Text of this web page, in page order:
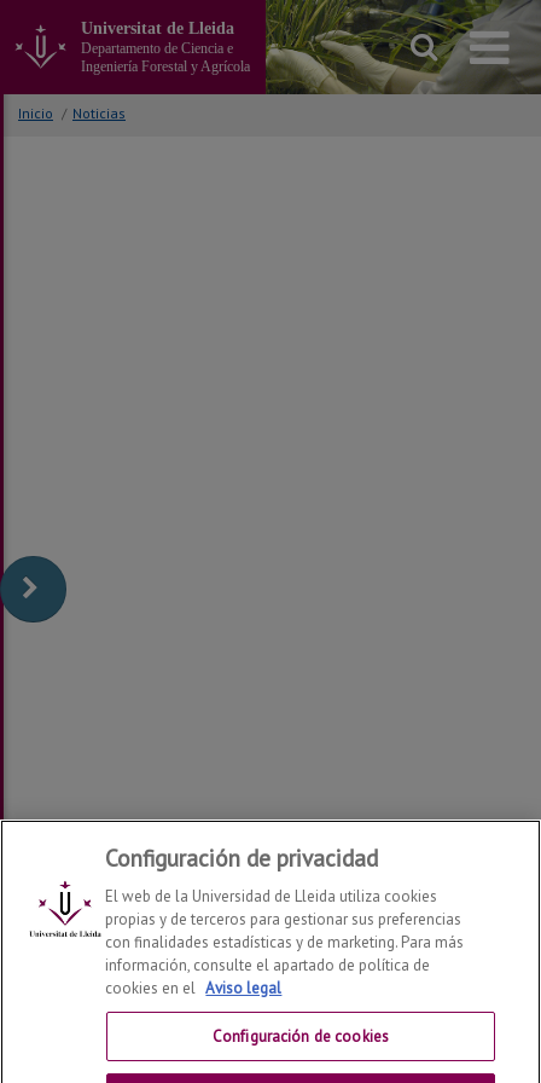
contenido
Universitat de Lleida
Departamento de Ciencia e
Ingeniería Forestal y Agrícola
Inicio / Noticias
Departamento de Ciencia e Ingeniería Forestal y Agrícola
© | Telf: +34 973 702 524
Configuración de privacidad
El web de la Universidad de Lleida utiliza cookies
propias y de terceros para gestionar sus preferencias
con finalidades estadísticas y de marketing. Para más
información, consulte el apartado de política de
cookies en el Aviso legal
Configuración de cookies